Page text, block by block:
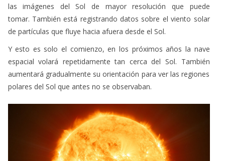
las imágenes del Sol de mayor resolución que puede
tomar. También está registrando datos sobre el viento solar
de partículas que fluye hacia afuera desde el Sol.
Y esto es solo el comienzo, en los próximos años la nave
espacial volará repetidamente tan cerca del Sol. También
aumentará gradualmente su orientación para ver las regiones
polares del Sol que antes no se observaban.